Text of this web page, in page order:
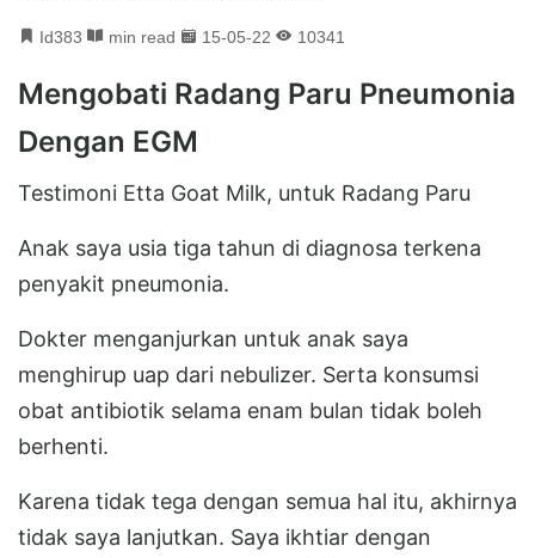
Id383 min read 15-05-22 10341
Mengobati Radang Paru Pneumonia
Dengan EGM
Testimoni Etta Goat Milk, untuk Radang Paru
Anak saya usia tiga tahun di diagnosa terkena
penyakit pneumonia.
Dokter menganjurkan untuk anak saya
menghirup uap dari nebulizer. Serta konsumsi
obat antibiotik selama enam bulan tidak boleh
berhenti.
Karena tidak tega dengan semua hal itu, akhirnya
tidak saya lanjutkan. Saya ikhtiar dengan